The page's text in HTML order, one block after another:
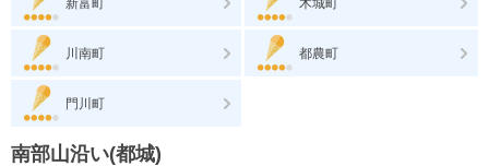
川南町 都農町
門川町
南部山沿い(都城)